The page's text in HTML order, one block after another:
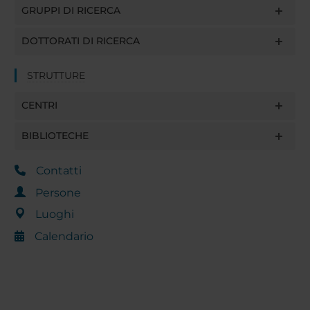
GRUPPI DI RICERCA
DOTTORATI DI RICERCA
STRUTTURE
CENTRI
BIBLIOTECHE
Contatti
Persone
Luoghi
Calendario